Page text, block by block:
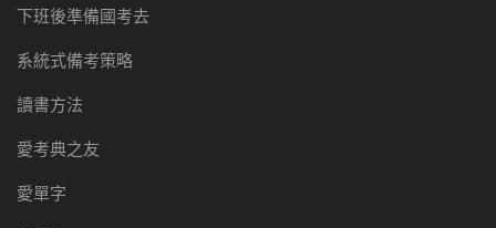
下班後準備國考去
系統式備考策略
讀書方法
愛考典之友
愛單字